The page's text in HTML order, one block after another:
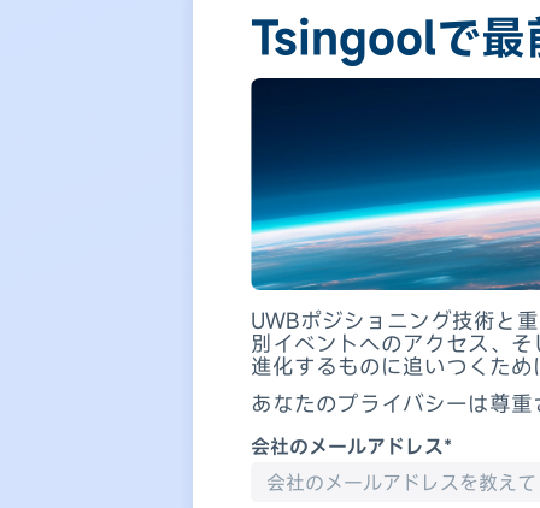
Tsingoolで最
UWBポジショニング技術と
別イベントへのアクセス、
進化するものに追いつくた
あなたのプライバシーは尊
会社のメールアドレス*